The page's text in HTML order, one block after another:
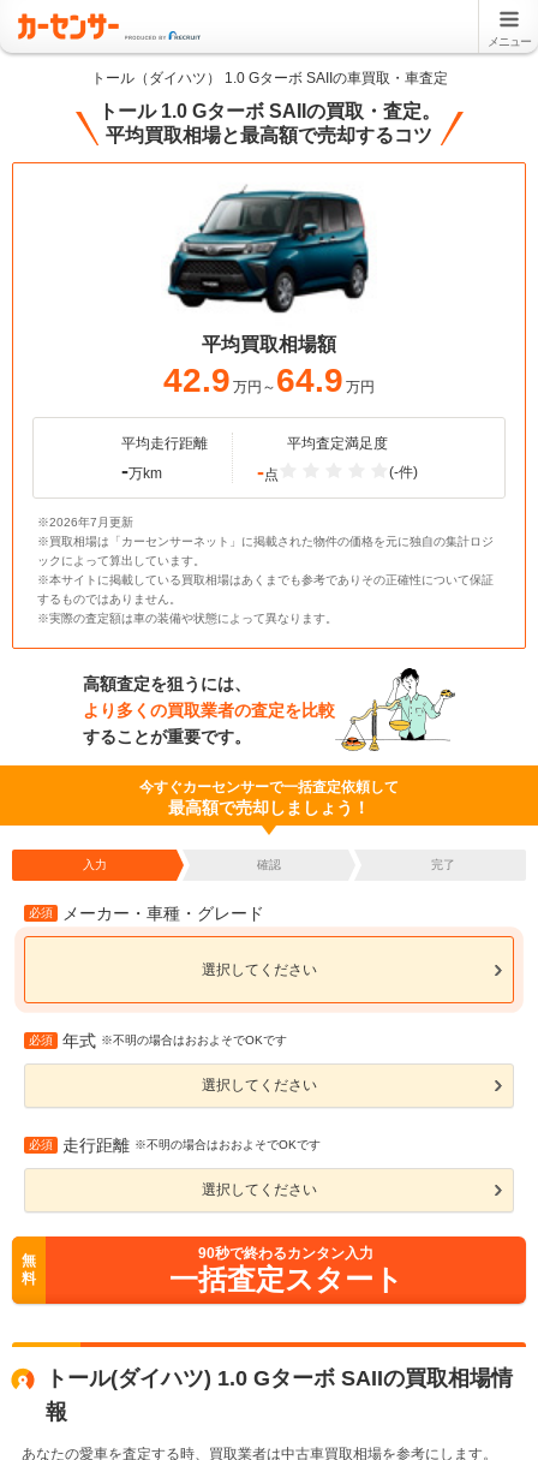
メニュー
トール（ダイハツ） 1.0 Gターボ SAIIの車買取・車査定
トール 1.0 Gターボ SAIIの買取・査定。
平均買取相場と最高額で売却するコツ
平均買取相場額
42.9 万円～ 64.9 万円
平均走行距離
-万km
平均査定満足度
-点 (-件)
※2026年7月更新
※買取相場は「カーセンサーネット」に掲載された物件の価格を元に独自の集計ロジ
ックによって算出しています。
※本サイトに掲載している買取相場はあくまでも参考でありその正確性について保証
するものではありません。
※実際の査定額は車の装備や状態によって異なります。
高額査定を狙うには、
より多くの買取業者の査定を比較
することが重要です。
今すぐカーセンサーで一括査定依頼して
最高額で売却しましょう！
入力 確認 完了
必須 メーカー・車種・グレード
選択してください
必須 年式 ※不明の場合はおおよそでOKです
選択してください
必須 走行距離 ※不明の場合はおおよそでOKです
選択してください
無
料
90秒で終わるカンタン入力
一括査定スタート
トール(ダイハツ) 1.0 Gターボ SAIIの買取相場情
報
あなたの愛車を査定する時、買取業者は中古車買取相場を参考にします。